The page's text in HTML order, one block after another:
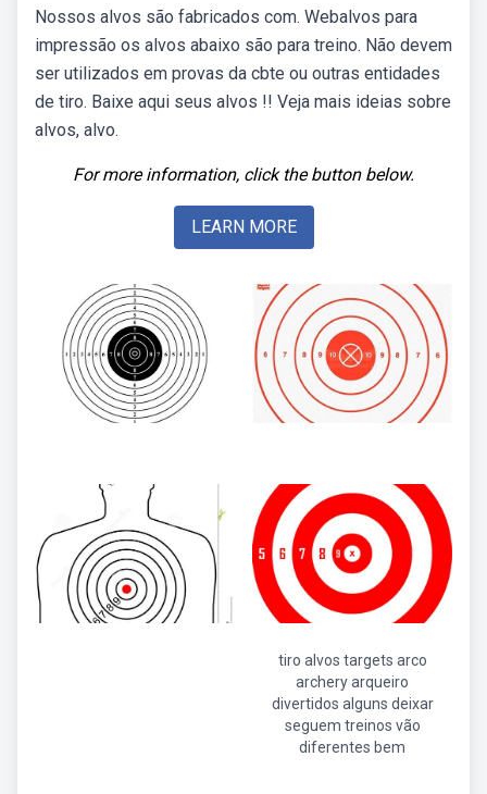
Nossos alvos são fabricados com. Webalvos para
impressão os alvos abaixo são para treino. Não devem
ser utilizados em provas da cbte ou outras entidades
de tiro. Baixe aqui seus alvos !! Veja mais ideias sobre
alvos, alvo.
For more information, click the button below.
LEARN MORE
tiro alvos targets arco
archery arqueiro
divertidos alguns deixar
seguem treinos vão
diferentes bem